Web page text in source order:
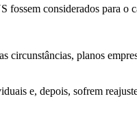
fossem considerados para o
planos
e, depois, sofrem